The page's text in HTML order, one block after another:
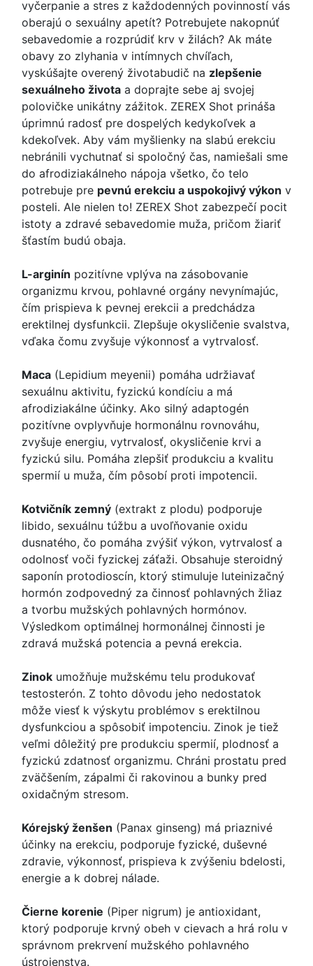
vyčerpanie a stres z každodenných povinností vás
oberajú o sexuálny apetít? Potrebujete nakopnúť
sebavedomie a rozprúdiť krv v žilách? Ak máte
obavy zo zlyhania v intímnych chvíľach,
vyskúšajte overený životabudič na zlepšenie
sexuálneho života a doprajte sebe aj svojej
polovičke unikátny zážitok. ZEREX Shot prináša
úprimnú radosť pre dospelých kedykoľvek a
kdekoľvek. Aby vám myšlienky na slabú erekciu
nebránili vychutnať si spoločný čas, namiešali sme
do afrodiziakálneho nápoja všetko, čo telo
potrebuje pre pevnú erekciu a uspokojivý výkon v
posteli. Ale nielen to! ZEREX Shot zabezpečí pocit
istoty a zdravé sebavedomie muža, pričom žiariť
šťastím budú obaja.
L-arginín pozitívne vplýva na zásobovanie
organizmu krvou, pohlavné orgány nevynímajúc,
čím prispieva k pevnej erekcii a predchádza
erektilnej dysfunkcii. Zlepšuje okysličenie svalstva,
vďaka čomu zvyšuje výkonnosť a vytrvalosť.
Maca (Lepidium meyenii) pomáha udržiavať
sexuálnu aktivitu, fyzickú kondíciu a má
afrodiziakálne účinky. Ako silný adaptogén
pozitívne ovplyvňuje hormonálnu rovnováhu,
zvyšuje energiu, vytrvalosť, okysličenie krvi a
fyzickú silu. Pomáha zlepšiť produkciu a kvalitu
spermií u muža, čím pôsobí proti impotencii.
Kotvičník zemný (extrakt z plodu) podporuje
libido, sexuálnu túžbu a uvoľňovanie oxidu
dusnatého, čo pomáha zvýšiť výkon, vytrvalosť a
odolnosť voči fyzickej záťaži. Obsahuje steroidný
saponín protodioscín, ktorý stimuluje luteinizačný
hormón zodpovedný za činnosť pohlavných žliaz
a tvorbu mužských pohlavných hormónov.
Výsledkom optimálnej hormonálnej činnosti je
zdravá mužská potencia a pevná erekcia.
Zinok umožňuje mužskému telu produkovať
testosterón. Z tohto dôvodu jeho nedostatok
môže viesť k výskytu problémov s erektilnou
dysfunkciou a spôsobiť impotenciu. Zinok je tiež
veľmi dôležitý pre produkciu spermií, plodnosť a
fyzickú zdatnosť organizmu. Chráni prostatu pred
zväčšením, zápalmi či rakovinou a bunky pred
oxidačným stresom.
Kórejský ženšen (Panax ginseng) má priaznivé
účinky na erekciu, podporuje fyzické, duševné
zdravie, výkonnosť, prispieva k zvýšeniu bdelosti,
energie a k dobrej nálade.
Čierne korenie (Piper nigrum) je antioxidant,
ktorý podporuje krvný obeh v cievach a hrá rolu v
správnom prekrvení mužského pohlavného
ústrojenstva.